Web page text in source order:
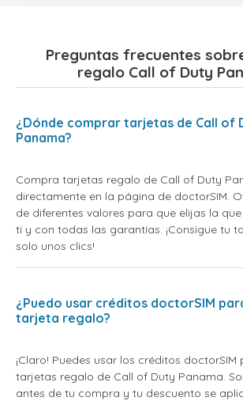
Preguntas frecuentes
regalo Call of Duty
¿Dónde comprar tarjetas de Call of
Panama?
Compra tarjetas regalo de Call of Duty
directamente en la página de doctorSIM.
de diferentes valores para que elijas la
ti y con todas las garantías. ¡Consigue tu
solo unos clics!
¿Puedo usar créditos doctorSIM
tarjeta regalo?
¡Claro! Puedes usar los créditos
tarjetas regalo de Call of Duty Panama.
antes de tu compra y tu descuento se